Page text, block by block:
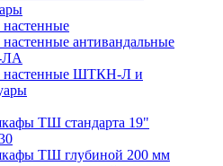
антивандальные
ШТКН-Л и
ТШ стандарта 19"
ТШ глубиной 200 мм